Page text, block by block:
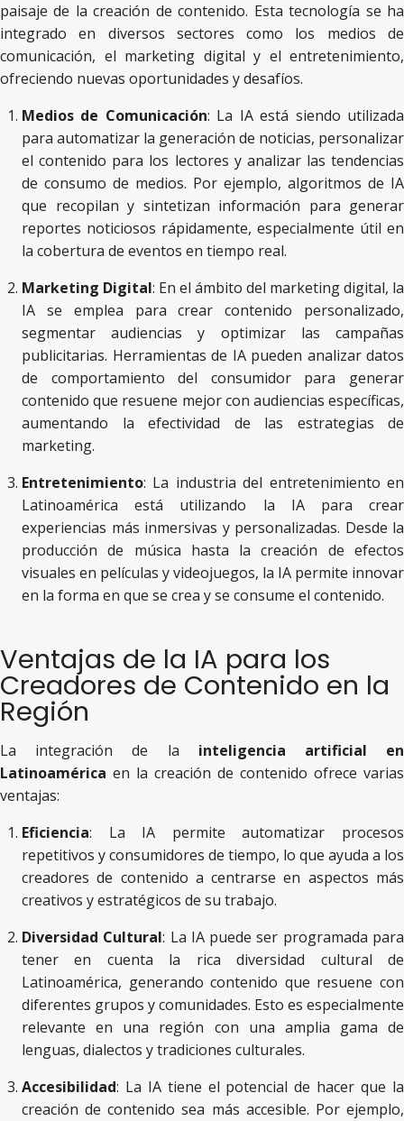
paisaje de la creación de contenido. Esta tecnología se ha
integrado en diversos sectores como los medios de
comunicación, el marketing digital y el entretenimiento,
ofreciendo nuevas oportunidades y desafíos.
Medios de Comunicación: La IA está siendo utilizada
para automatizar la generación de noticias, personalizar
el contenido para los lectores y analizar las tendencias
de consumo de medios. Por ejemplo, algoritmos de IA
que recopilan y sintetizan información para generar
reportes noticiosos rápidamente, especialmente útil en
la cobertura de eventos en tiempo real.
Marketing Digital: En el ámbito del marketing digital, la
IA se emplea para crear contenido personalizado,
segmentar audiencias y optimizar las campañas
publicitarias. Herramientas de IA pueden analizar datos
de comportamiento del consumidor para generar
contenido que resuene mejor con audiencias específicas,
aumentando la efectividad de las estrategias de
marketing.
Entretenimiento: La industria del entretenimiento en
Latinoamérica está utilizando la IA para crear
experiencias más inmersivas y personalizadas. Desde la
producción de música hasta la creación de efectos
visuales en películas y videojuegos, la IA permite innovar
en la forma en que se crea y se consume el contenido.
Ventajas de la IA para los
Creadores de Contenido en la
Región
La integración de la inteligencia artificial en
Latinoamérica en la creación de contenido ofrece varias
ventajas:
Eficiencia: La IA permite automatizar procesos
repetitivos y consumidores de tiempo, lo que ayuda a los
creadores de contenido a centrarse en aspectos más
creativos y estratégicos de su trabajo.
Diversidad Cultural: La IA puede ser programada para
tener en cuenta la rica diversidad cultural de
Latinoamérica, generando contenido que resuene con
diferentes grupos y comunidades. Esto es especialmente
relevante en una región con una amplia gama de
lenguas, dialectos y tradiciones culturales.
Accesibilidad: La IA tiene el potencial de hacer que la
creación de contenido sea más accesible. Por ejemplo,